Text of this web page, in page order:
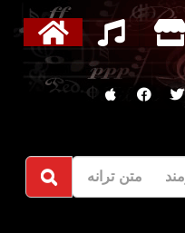
متن ترانه